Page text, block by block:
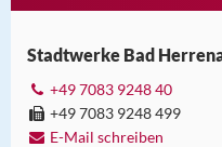
Stadtwerke Bad
+49 7083 9248 40
+49 7083 9248 499
E-Mail schreiben